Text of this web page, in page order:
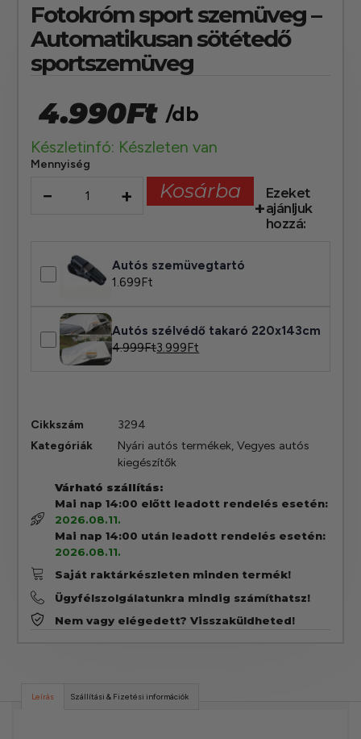
Fotokróm sport szemüveg –
Automatikusan sötétedő
sportszemüveg
4.990Ft /db
Készletinfó: Készleten van
Mennyiség
− + Kosárba
Ezeket
ajánljuk
hozzá:
Autós szemüvegtartó
1.699Ft
Autós szélvédő takaró 220x143cm
4.999Ft3.999Ft
Cikkszám
3294
Kategóriák
Nyári autós termékek,Vegyes autós
kiegészítők
Várható szállítás:
Mai nap 14:00 előtt leadott rendelés esetén:
2026.08.11.
Mai nap 14:00 után leadott rendelés esetén:
2026.08.11.
Saját raktárkészleten minden termék!
Ügyfélszolgálatunkra mindig számíthatsz!
Nem vagy elégedett? Visszaküldheted!
Leírás Szállítási & Fizetési információk